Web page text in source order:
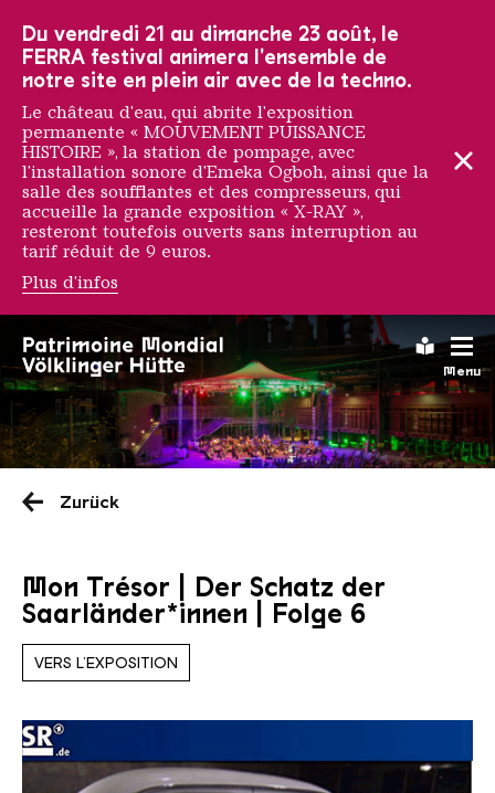
Menu
Saarländischen
Zurück
Mon Trésor | Der Schatz der
Saarländer*innen | Folge 6
VERS L’EXPOSITION
Du vendredi 21 au dimanche 23 août, le
FERRA festival animera l'ensemble de
notre site en plein air avec de la techno.
Le château d'eau, qui abrite l'exposition
permanente « MOUVEMENT PUISSANCE
HISTOIRE », la station de pompage, avec
l'installation sonore d'Emeka Ogboh, ainsi que la
salle des soufflantes et des compresseurs, qui
accueille la grande exposition « X-RAY »,
resteront toutefois ouverts sans interruption au
tarif réduit de 9 euros.
Plus d'infos